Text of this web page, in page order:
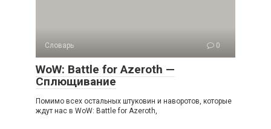
Словарь 0
WoW: Battle for Azeroth —
Сплющивание
Помимо всех остальных штуковин и наворотов, которые
ждут нас в WoW: Battle for Azeroth,